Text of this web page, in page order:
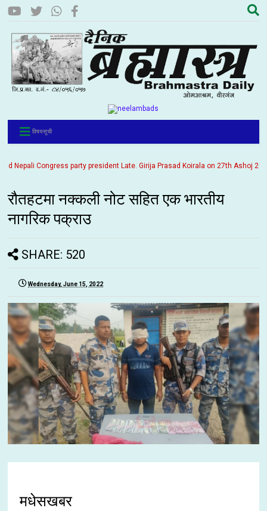
विषयसूची
Congress party president Late. Girija Prasad Koirala on 27th Ashoj
रौतहटमा नक्कली नोट सहित एक भारतीय
नागरिक पक्राउ
SHARE: 520
Wednesday, June 15, 2022
मधेसखबर